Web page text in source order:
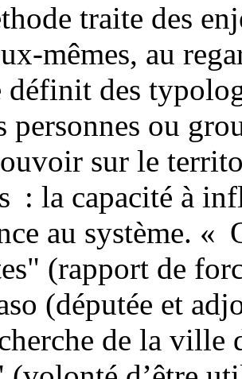
traite des
mêmes, au
définit des
personnes ou
sur le
: la capacité à
au système. «
(rapport de
(députée et
de la ville